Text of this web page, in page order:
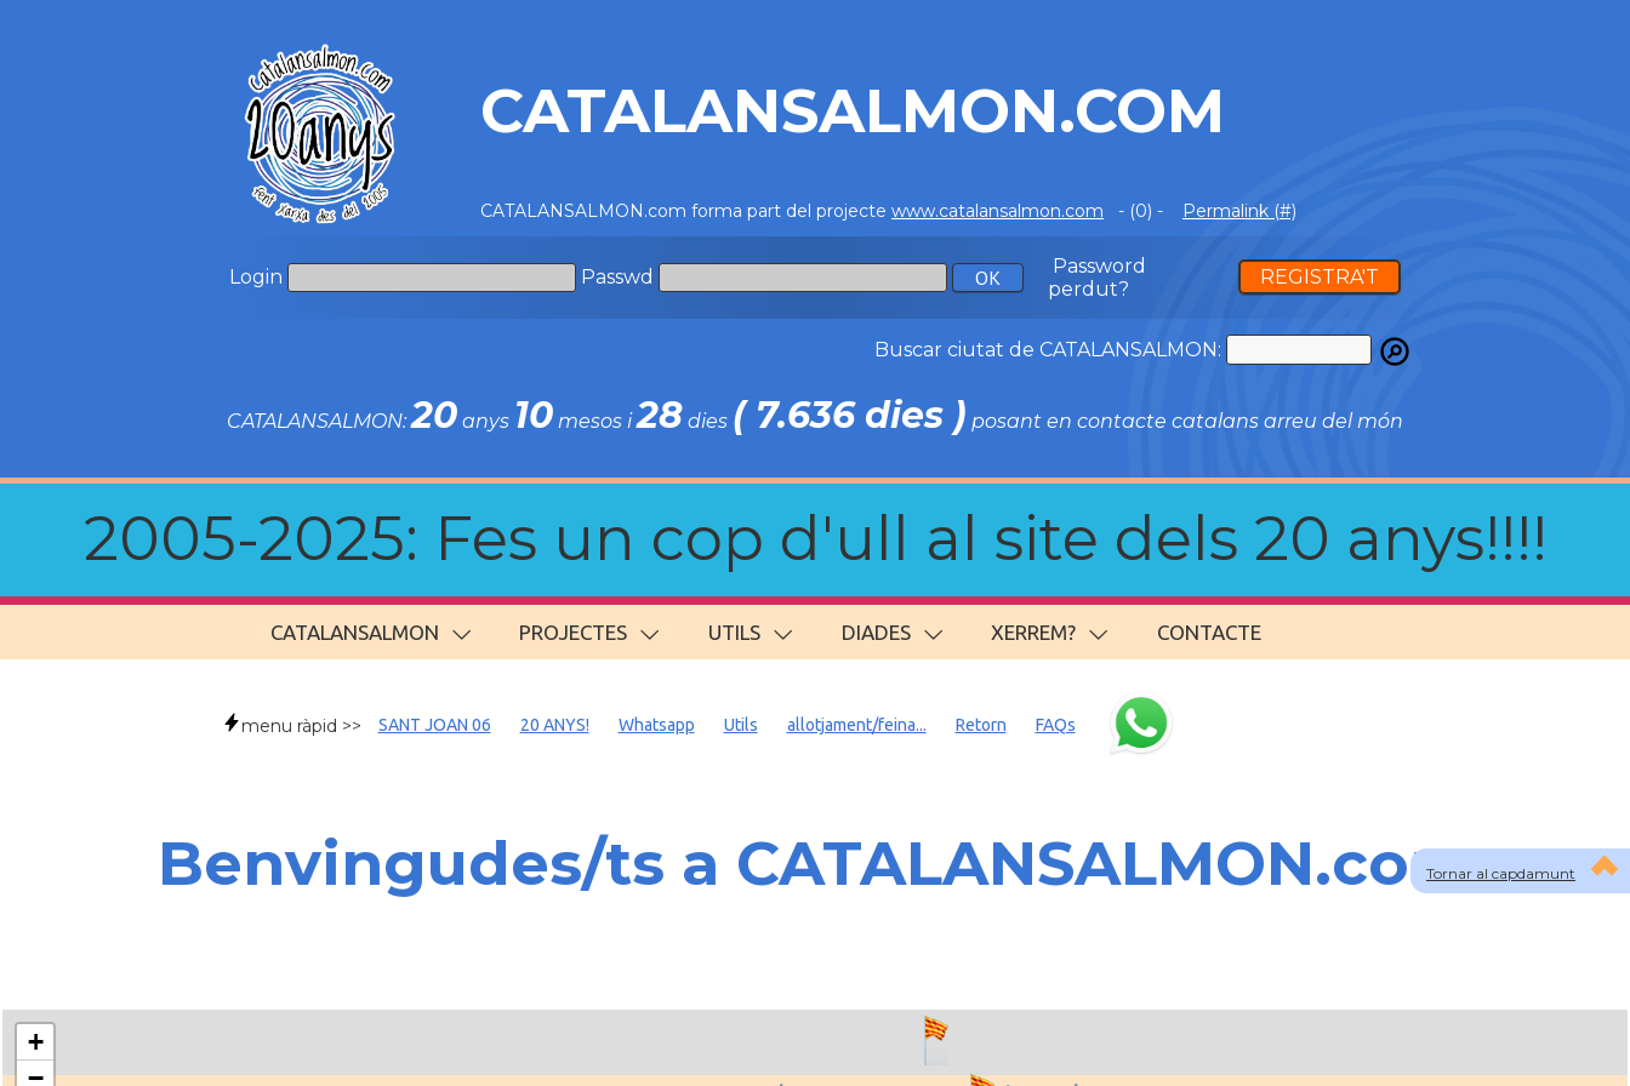
CATALANSALMON.COM
CATALANSALMON.com forma part del projecte www.catalansalmon.com - (0) - Permalink (#)
Login Passwd
Password
perdut?
REGISTRA'T
Buscar ciutat de CATALANSALMON:
CATALANSALMON:20 anys 10 mesos i28 dies ( 7.636 dies ) posant en contacte catalans arreu del món
2005-2025: Fes un cop d'ull al site dels 20 anys!!!!
CATALANSALMON PROJECTES UTILS DIADES XERREM? CONTACTE
Tornar al capdamunt
menu ràpid >> SANT JOAN 06 20 ANYS! Whatsapp Utils allotjament/feina... Retorn FAQs
Benvingudes/ts a CATALANSALMON.com
+
−